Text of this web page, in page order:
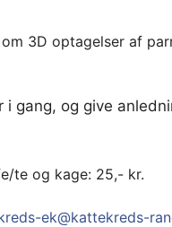
om 3D optagelser af
gang, og give
te og kage: 25,- kr.
ek@kattekreds-